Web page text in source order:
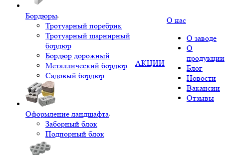
Бордюры
Тротуарный поребрик
Тротуарный шарнирный
бордюр
Бордюр дорожный
Металлический бордюр
Садовый бордюр
Оформление ландшафта
Заборный блок
Подпорный блок
АКЦИИ
О нас
О заводе
О
продукции
Блог
Новости
Вакансии
Отзывы